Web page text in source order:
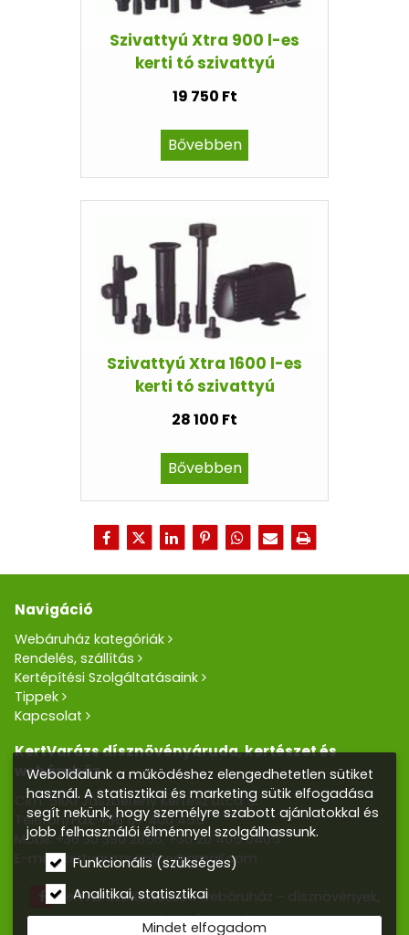
Szivattyú Xtra 900 l-es
kerti tó szivattyú
19 750 Ft
Bővebben
Szivattyú Xtra 1600 l-es
kerti tó szivattyú
28 100 Ft
Bővebben
Navigáció
Webáruház kategóriák
Rendelés, szállítás
Kertépítési Szolgáltatásaink
Tippek
Kapcsolat
KertVarázs dísznövényáruda, kertészet és
webáruház
Cím: 5100 Jászberény Kertész utca 5.
Telefon/Fax: +36 57 400 455
Mobil:+36 30 390 2856,+36 20 405 0405
E-mail:kertvarazs.online@gmail.com
Kertvarázs Kertészeti webáruház - dísznövények,
kerti tó, öntözőrendszerek
Weboldalunk a működéshez elengedhetetlen sütiket
használ. A statisztikai és marketing sütik elfogadása
segít nekünk, hogy személyre szabott ajánlatokkal és
jobb felhasználói élménnyel szolgálhassunk.
Funkcionális (szükséges)
Analitikai, statisztikai
Mindet elfogadom